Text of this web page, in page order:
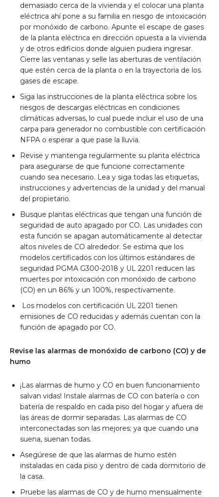
demasiado cerca de la vivienda y el colocar una planta
eléctrica ahí pone a su familia en riesgo de intoxicación
por monóxido de carbono. Apunte el escape de gases
de la planta eléctrica en dirección opuesta a la vivienda
y de otros edificios donde alguien pudiera ingresar.
Cierre las ventanas y selle las aberturas de ventilación
que estén cerca de la planta o en la trayectoria de los
gases de escape.
Siga las instrucciones de la planta eléctrica sobre los
riesgos de descargas eléctricas en condiciones
climáticas adversas, lo cual puede incluir el uso de una
carpa para generador no combustible con certificación
NFPA o esperar a que pase la lluvia.
Revise y mantenga regularmente su planta eléctrica
para asegurarse de que funcione correctamente
cuando sea necesario. Lea y siga todas las etiquetas,
instrucciones y advertencias de la unidad y del manual
del propietario.
Busque plantas eléctricas que tengan una función de
seguridad de auto apagado por CO. Las unidades con
esta función se apagan automáticamente al detectar
altos niveles de CO alrededor. Se estima que los
modelos certificados con los últimos estándares de
seguridad PGMA G300-2018 y UL 2201 reducen las
muertes por intoxicación con monóxido de carbono
(CO) en un 86% y un 100%, respectivamente.
Los modelos con certificación UL 2201 tienen
emisiones de CO reducidas y además cuentan con la
función de apagado por CO.
Revise las alarmas de monóxido de carbono (CO) y de
humo
¡Las alarmas de humo y CO en buen funcionamiento
salvan vidas! Instale alarmas de CO con batería o con
batería de respaldo en cada piso del hogar y afuera de
las áreas de dormir separadas. Las alarmas de CO
interconectadas son las mejores; ya que cuando una
suena, suenan todas.
Asegúrese de que las alarmas de humo estén
instaladas en cada piso y dentro de cada dormitorio de
la casa.
Pruebe las alarmas de CO y de humo mensualmente